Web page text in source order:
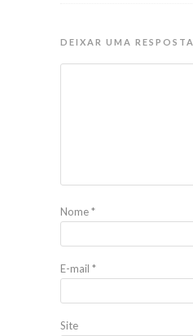
DEIXAR UMA RESPOSTA
Nome*
E-mail *
Site